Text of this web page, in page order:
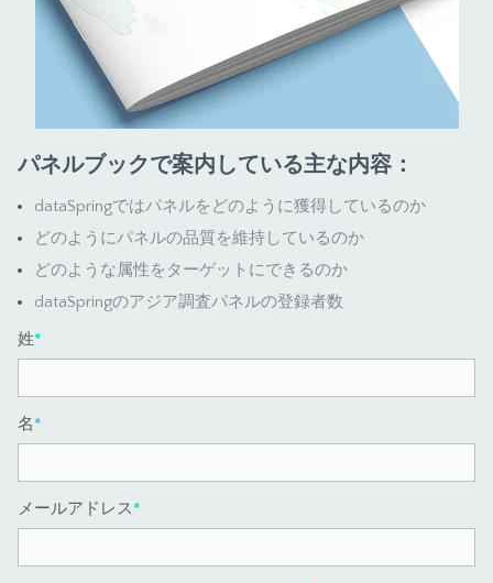
パネルブックで案内している主な内容：
dataSpringではパネルをどのように獲得しているのか
どのようにパネルの品質を維持しているのか
どのような属性をターゲットにできるのか
dataSpringのアジア調査パネルの登録者数
姓*
名*
メールアドレス*